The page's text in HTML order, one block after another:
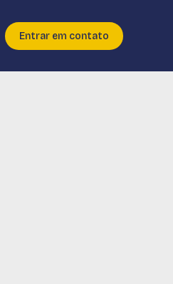
Entrar em contato